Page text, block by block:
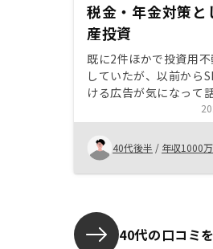
税金・年金対策と
産投資
既に2件ほかで投資用
していたが、以前から
ける広告が気になって
ました。さらにもう1
可能と提案を受け、将
成や税金、年金対策と
りました。 手続きもス
時間的にも早く満足し
40代後半 / 年収1000
40代の口コミ